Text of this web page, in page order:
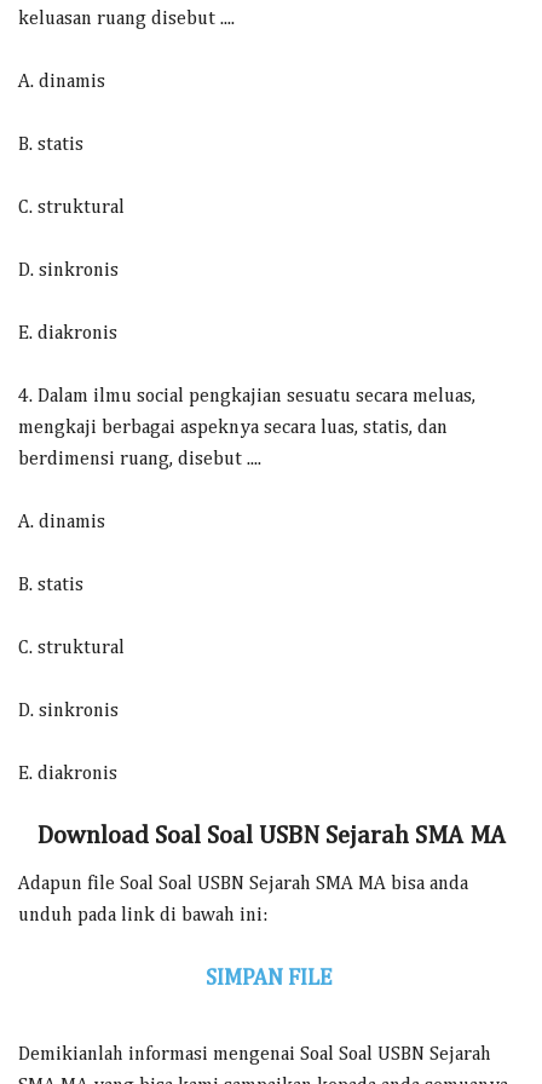
keluasan ruang disebut ....
A. dinamis
B. statis
C. struktural
D. sinkronis
E. diakronis
4. Dalam ilmu social pengkajian sesuatu secara meluas,
mengkaji berbagai aspeknya secara luas, statis, dan
berdimensi ruang, disebut ....
A. dinamis
B. statis
C. struktural
D. sinkronis
E. diakronis
Download Soal Soal USBN Sejarah SMA MA
Adapun file Soal Soal USBN Sejarah SMA MA bisa anda
unduh pada link di bawah ini:
SIMPAN FILE
Demikianlah informasi mengenai Soal Soal USBN Sejarah